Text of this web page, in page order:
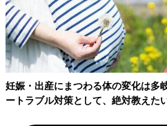
に気にしたほう
どもの近視の治
科大学 眼科学教
防の観点から、
の健康の点から
と」を聞きました
目をたくさん使っている日中の過
ないためにとても重要です。無理
しょう。
妊娠・出産にまつわる体の変化は多
ートラブル対策として、絶対教えた